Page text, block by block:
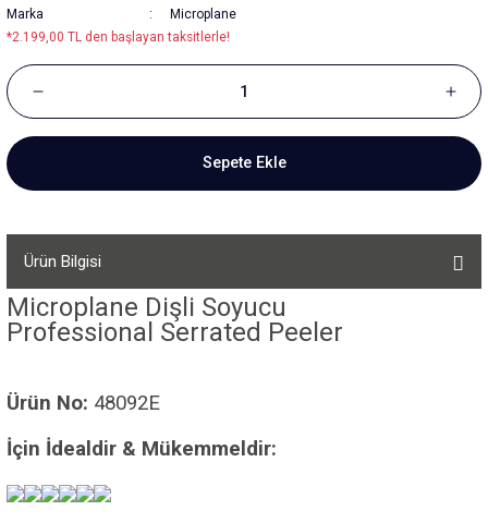
Marka
Microplane
*2.199,00 TL den başlayan taksitlerle!
Sepete Ekle
Ürün Bilgisi
Microplane Dişli Soyucu
Professional Serrated Peeler
Ürün No: 48092E
İçin İdealdir & Mükemmeldir: